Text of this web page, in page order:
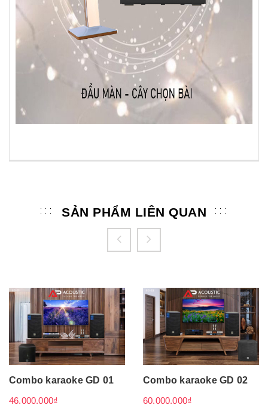
SẢN PHẨM LIÊN QUAN
Combo karaoke GD 01
46.000.000₫
Combo karaoke GD 02
60.000.000₫